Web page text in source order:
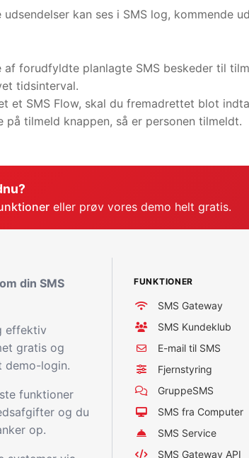
kan ses i SMS log, kommende
af forudfyldte planlagte SMS beskeder til
tidsinterval.
et SMS Flow, skal du fremadrettet blot
på tilmeld knappen, så er personen tilmeldt.
eller prøv vores demo helt gratis.
din SMS
effektiv
gratis og
demo-login.
funktioner
og du
op.
FUNKTIONER
SMS Gateway
SMS Kundeklub
E-mail til SMS
Fjernstyring
GruppeSMS
SMS fra Computer
SMS Service
SMS Gateway API